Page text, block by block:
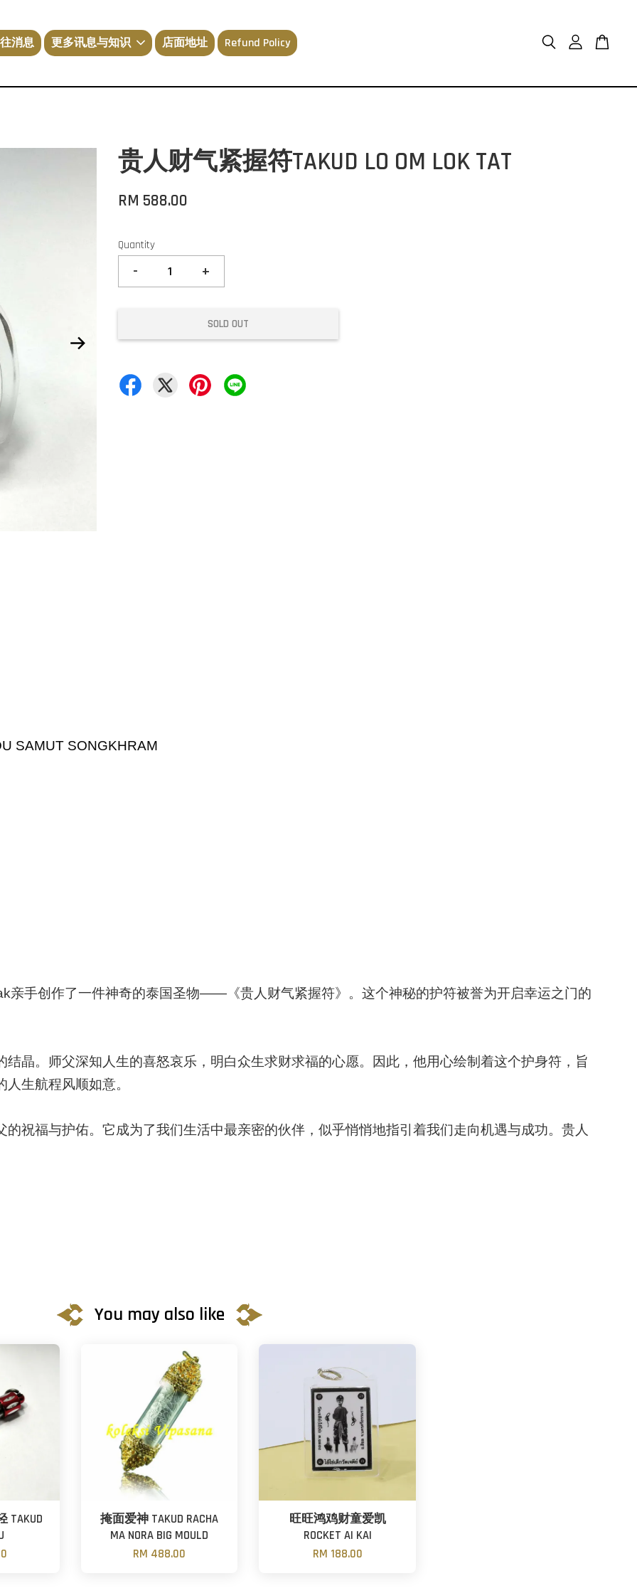
消息 更多讯息与知识 店面地址 Refund Policy
贵人财气紧握符TAKUD LO OM LOK TAT
RM 588.00
Quantity
- +
SOLD OUT
SAMUT SONGKHRAM
亲手创作了一件神奇的泰国圣物——《贵人财气紧握符》。这个神秘的护符被誉为开启幸运之门的
晶。师父深知人生的喜怒哀乐，明白众生求财求福的心愿。因此，他用心绘制着这个护身符，旨
生航程风顺如意。
祝福与护佑。它成为了我们生活中最亲密的伙伴，似乎悄悄地指引着我们走向机遇与成功。贵人
You may also like
TAKUD
掩面爱神 TAKUD RACHA
MA NORA BIG MOULD
RM 488.00
旺旺鸿鸡财童爱凯
ROCKET AI KAI
RM 188.00